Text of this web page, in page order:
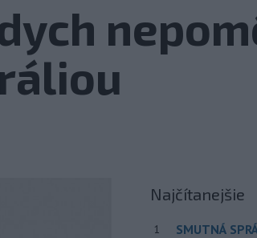
Najčítanejšie
1
SMUTNÁ